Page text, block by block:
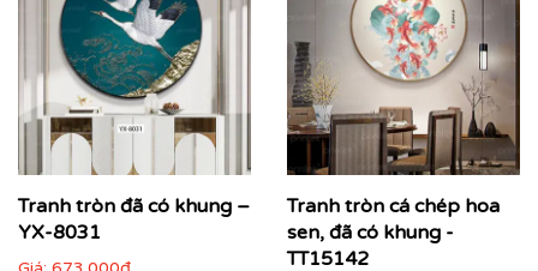
Tranh tròn đã có khung –
YX-8031
Tranh tròn cá chép hoa
sen, đã có khung -
TT15142